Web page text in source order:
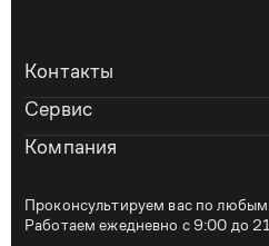
Контакты
Сервис
Компания
Проконсультируем вас по любым
Работаем ежедневно с 9:00 до